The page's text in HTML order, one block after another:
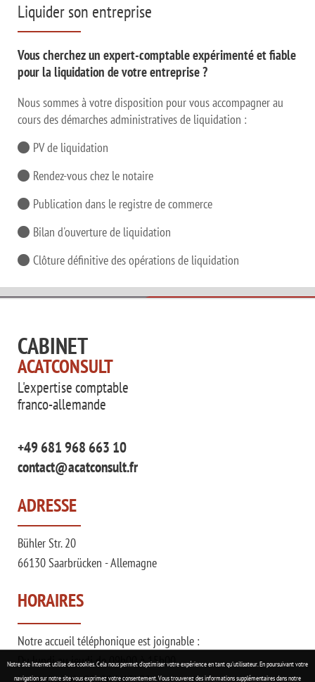
Notre site Internet utilise des cookies. Cela nous permet d'optimiser votre expérience en tant qu'utilisateur. En poursuivant votre
navigation sur notre site vous exprimez votre consentement.Vous trouverez des informations supplémentaires dans notre
Liquider son entreprise
Vous cherchez un expert-comptable expérimenté et fiable
pour la liquidation de votre entreprise ?
Nous sommes à votre disposition pour vous accompagner au
cours des démarches administratives de liquidation :
PV de liquidation
Rendez-vous chez le notaire
Publication dans le registre de commerce
Bilan d'ouverture de liquidation
Clôture définitive des opérations de liquidation
CABINET
ACATCONSULT
L'expertise comptable
franco-allemande
+49 681 968 663 10
contact@acatconsult.fr
ADRESSE
Bühler Str. 20
66130 Saarbrücken - Allemagne
HORAIRES
Notre accueil téléphonique est joignable :
Du lundi au jeudi de 09h00 à 15h00.